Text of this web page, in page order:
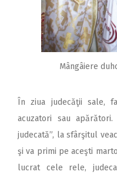
Mângâiere
În ziua judecăţii sale,
acuzatori sau
judecată”, la sfârşitul
şi va primi pe aceşti
lucrat cele rele,